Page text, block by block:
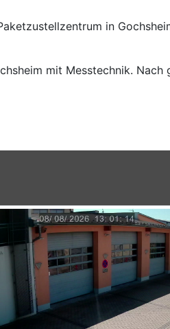
in
mit Messtechnik. Nach